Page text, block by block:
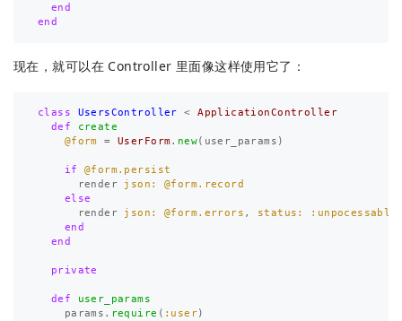
end
end
现在，就可以在 Controller 里面像这样使用它了：
class UsersController <
ApplicationController
def
create
@form
= UserForm. new( user_params )
if
@form.persist
render
json: @form.record
else
render
json: @form.errors ,
status:
end
end
private
def
user_params
params . require ( :user)